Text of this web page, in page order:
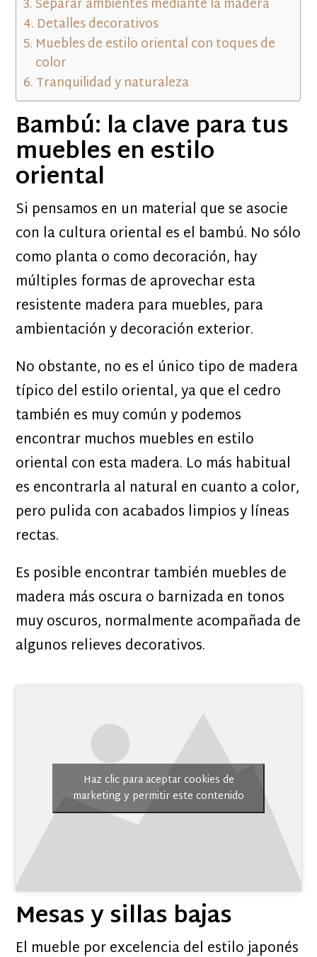
Separar ambientes mediante la madera
Detalles decorativos
Muebles de estilo oriental con toques de
color
Tranquilidad y naturaleza
Bambú: la clave para tus
muebles en estilo
oriental
Si pensamos en un material que se asocie
con la cultura oriental es el bambú. No sólo
como planta o como decoración, hay
múltiples formas de aprovechar esta
resistente madera para muebles, para
ambientación y decoración exterior.
No obstante, no es el único tipo de madera
típico del estilo oriental, ya que el cedro
también es muy común y podemos
encontrar muchos muebles en estilo
oriental con esta madera. Lo más habitual
es encontrarla al natural en cuanto a color,
pero pulida con acabados limpios y líneas
rectas.
Es posible encontrar también muebles de
madera más oscura o barnizada en tonos
muy oscuros, normalmente acompañada de
algunos relieves decorativos.
Haz clic para aceptar cookies de
marketing y permitir este contenido
Mesas y sillas bajas
El mueble por excelencia del estilo japonés